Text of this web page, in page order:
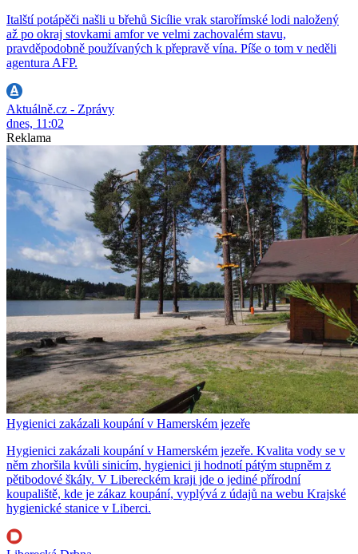
Italští potápěči našli u břehů Sicílie vrak starořímské lodi naložený
až po okraj stovkami amfor ve velmi zachovalém stavu,
pravděpodobně používaných k přepravě vína. Píše o tom v neděli
agentura AFP.
Aktuálně.cz - Zprávy
dnes, 11:02
Reklama
Hygienici zakázali koupání v Hamerském jezeře
Hygienici zakázali koupání v Hamerském jezeře. Kvalita vody se v
něm zhoršila kvůli sinicím, hygienici ji hodnotí pátým stupněm z
pětibodové škály. V Libereckém kraji jde o jediné přírodní
koupaliště, kde je zákaz koupání, vyplývá z údajů na webu Krajské
hygienické stanice v Liberci.